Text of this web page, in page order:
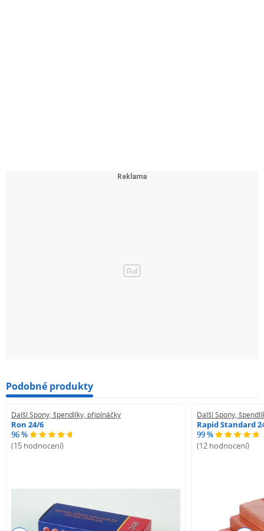
Podobné produkty
Další Spony, špendlíky, připínáčky
Ron 24/6
96 %
(15 hodnocení)
Další Spony,
Rapid Standard
99 %
(12 hodnocení)